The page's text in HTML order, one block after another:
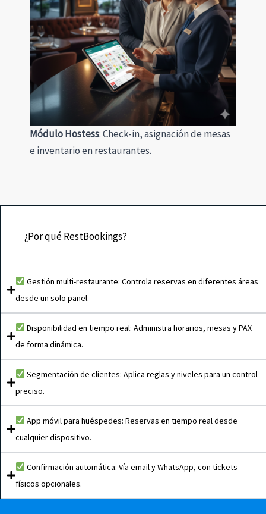
Módulo Hostess: Check-in, asignación de mesas
e inventario en restaurantes.
¿Por qué RestBookings?
Gestión multi-restaurante: Controla reservas en diferentes áreas
desde un solo panel.
Disponibilidad en tiempo real: Administra horarios, mesas y PAX
de forma dinámica.
Segmentación de clientes: Aplica reglas y niveles para un control
preciso.
App móvil para huéspedes: Reservas en tiempo real desde
cualquier dispositivo.
Confirmación automática: Vía email y WhatsApp, con tickets
físicos opcionales.